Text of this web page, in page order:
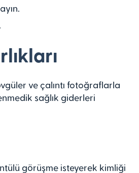
ve çalıntı fotoğraflarla
sağlık giderleri
görüşme isteyerek kimliği